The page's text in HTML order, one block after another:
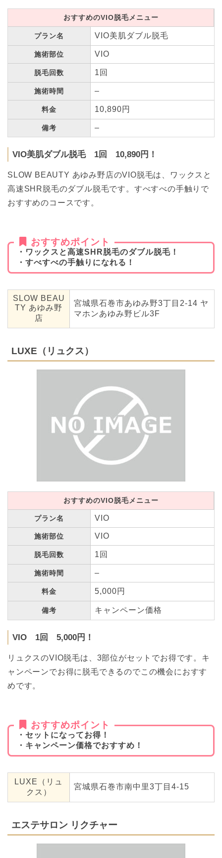
おすすめのVIO脱毛メニュー
プラン名 VIO美肌ダブル脱毛
施術部位 VIO
脱毛回数 1回
施術時間 –
料金 10,890円
備考 –
VIO美肌ダブル脱毛 1回 10,890円！
SLOW BEAUTY あゆみ野店のVIO脱毛は、ワックスと
高速SHR脱毛のダブル脱毛です。すべすべの手触りで
おすすめのコースです。
おすすめポイント
・ワックスと高速SHR脱毛のダブル脱毛！
・すべすべの手触りになれる！
SLOW BEAU
TY あゆみ野
店
宮城県石巻市あゆみ野3丁目2-14 ヤ
マホンあゆみ野ビル3F
LUXE（リュクス）
おすすめのVIO脱毛メニュー
プラン名 VIO
施術部位 VIO
脱毛回数 1回
施術時間 –
料金 5,000円
備考 キャンペーン価格
VIO 1回 5,000円！
リュクスのVIO脱毛は、3部位がセットでお得です。キ
ャンペーンでお得に脱毛できるのでこの機会におすす
めです。
おすすめポイント
・セットになってお得！
・キャンペーン価格でおすすめ！
LUXE（リュ
クス）
宮城県石巻市南中里3丁目4-15
エステサロン リクチャー